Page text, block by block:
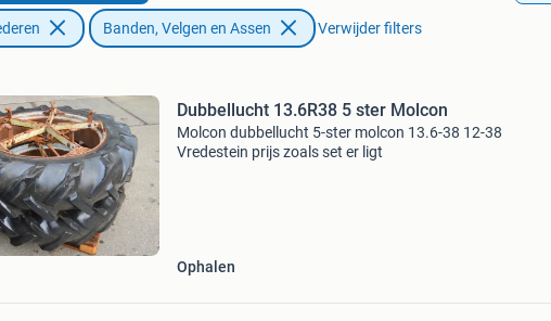
Banden, Velgen en Assen Verwijder filters
Dubbellucht 13.6R38 5 ster Molcon
Molcon dubbellucht 5-ster molcon 13.6-38 12-38
Vredestein prijs zoals set er ligt
Ophalen